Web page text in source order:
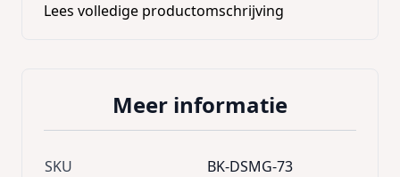
Lees volledige productomschrijving
Meer informatie
SKU
BK-DSMG-73